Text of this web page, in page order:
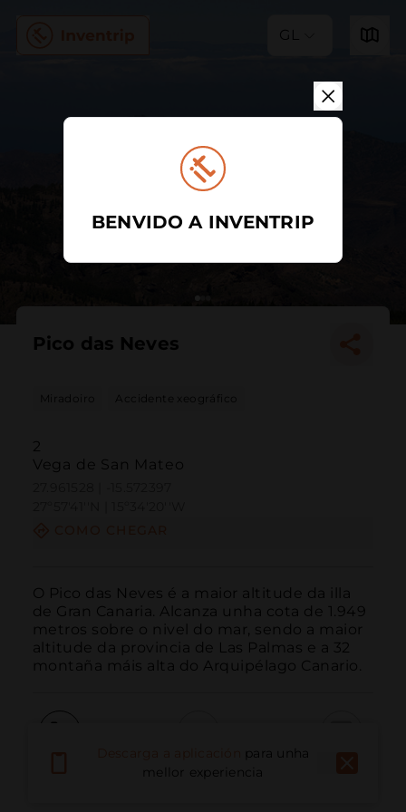
GL
Pico das Neves
Miradoiro Accidente xeográfico
2
Vega de San Mateo
O Pico das Neves é a maior altitude da illa
de Gran Canaria. Alcanza unha cota de 1.949
metros sobre o nivel do mar, sendo a maior
altitude da provincia de Las Palmas e a 32
montaña máis alta do Arquipélago Canario.
Correo electrónico
para unha
mellor experiencia
BENVIDO A INVENTRIP